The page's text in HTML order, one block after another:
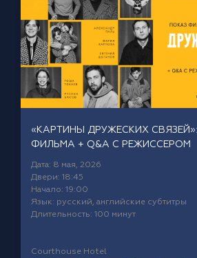
«КАРТИНЫ ДРУЖЕСКИХ
ФИЛЬМА + Q&A C РЕЖИССЕРОМ
Дата: 8 мая, 2026
Двери: 18:45
Начало: 19:00
Язык: русский, английские субтитры
Длительность: 100 минут
Courthouse Hotel